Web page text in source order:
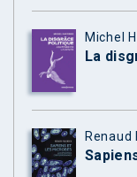
Michel
La
Renaud